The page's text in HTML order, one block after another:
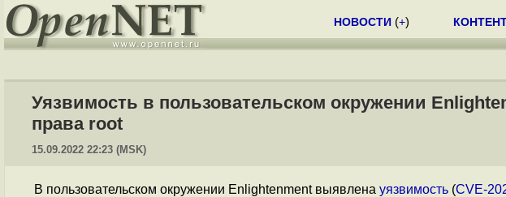
НОВОСТИ (+)
Уязвимость в пользовательском окружении
права root
15.09.2022 22:23 (MSK)
В пользовательском окружении Enlightenment выявлена уязвимость (CVE-